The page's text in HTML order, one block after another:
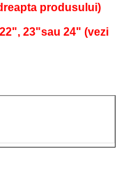
produsului)
23"sau 24" (vezi